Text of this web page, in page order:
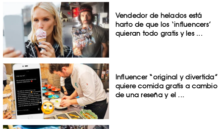
Vendedor de helados está
harto de que los ‘influencers’
quieran todo gratis y les ...
Influencer “original y divertida”
quiere comida gratis a cambio
de una reseña y el ...